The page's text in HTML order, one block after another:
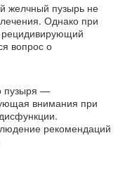
желчный пузырь не
Однако при
рецидивирующий
вопрос о
пузыря —
внимания при
рекомендаций